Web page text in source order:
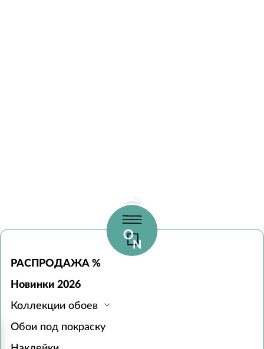
РАСПРОДАЖА %
Новинки 2026
Коллекции обоев
Обои под покраску